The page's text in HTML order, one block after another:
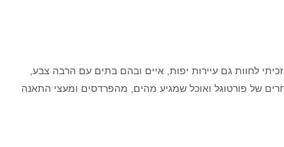
לחוות גם עיירות יפות, איים ובהם בתים עם הרבה צבע,
של פורטוגל ואוכל שמגיע מהים, מהפרדסים ומעצי התאנה